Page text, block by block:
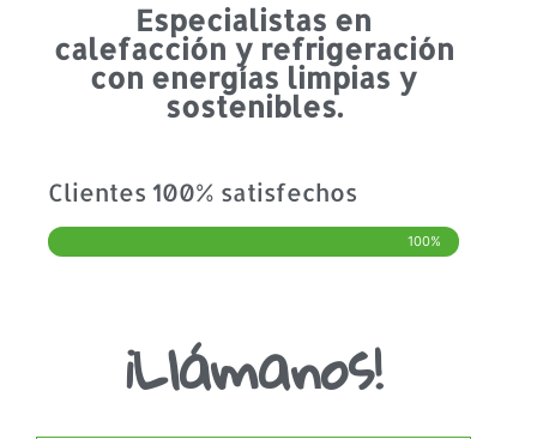
Especialistas en
calefacción y refrigeración
con energías limpias y
sostenibles.
Clientes 100% satisfechos
100%
¡Llámanos!